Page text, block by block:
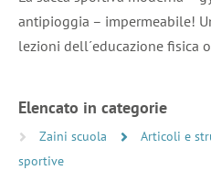
antipioggia – impermeabile!
lezioni dell´educazione fisica
Elencato in categorie
Zaini scuola Articoli e
sportive